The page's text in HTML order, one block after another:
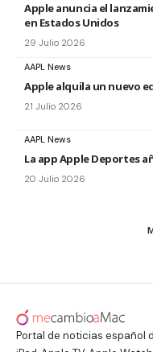
Apple anuncia el
en Estados Unidos
29 Julio 2026
AAPL News
Apple alquila un nuevo
21 Julio 2026
AAPL News
La app Apple Deportes
20 Julio 2026
Portal de noticias español